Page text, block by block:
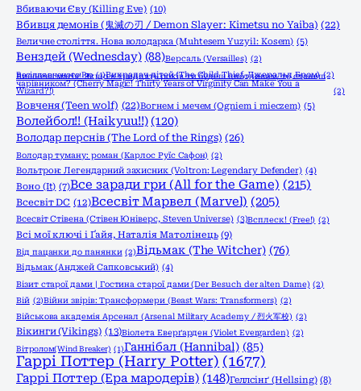
Вбиваючи Єву (Killing Eve) (10)
Вбивця демонів (鬼滅の刃 / Demon Slayer: Kimetsu no Yaiba) (22)
Величне століття. Нова володарка (Muhtesem Yuzyil: Kosem) (5)
Венздей (Wednesday) (88)Версаль (Versailles) (2)
Весілля вченого Рю (1)Викрадач дітей (The Child Thief, Джеральд Бром) (2)
Вишнева магія! Якщо в тридцять років ти будеш цнотливим, то станеш
чарівником? (Cherry Magic! Thirty Years of Virginity Can Make You a
Wizard?!)
(2)
Вовченя (Teen wolf) (22)Вогнем і мечем (Ogniem i mieczem) (5)
Волейбол!! (Haikyuu!!) (120)
Володар перснів (The Lord of the Rings) (26)
Володар туману: роман (Карлос Руїс Сафон) (2)
Вольтрон: Легендарний захисник (Voltron: Legendary Defender) (4)
Воно (It) (7)Все заради гри (All for the Game) (215)
Всесвіт DC (12)Всесвіт Марвел (Marvel) (205)
Всесвіт Стівена (Стівен Юніверс, Steven Universe) (3)Всплеск! (Free!) (2)
Всі мої ключі і Ґайя, Наталія Матолінець (9)
Від пацанки до панянки (2)Відьмак (The Witcher) (76)
Відьмак (Анджей Сапковський) (4)
Візит старої дами | Гостина старої дами (Der Besuch der alten Dame) (2)
Вій (2)Війни звірів: Трансформери (Beast Wars: Transformers) (2)
Військова академія Арсенал (Arsenal Military Academy / 烈火军校) (2)
Вікинги (Vikings) (13)Віолета Еверґарден (Violet Evergarden) (2)
Вітролом(Wind Breaker) (1)Ганнібал (Hannibal) (85)
Гаррі Поттер (Harry Potter) (1677)
Гаррі Поттер (Ера мародерів) (148)Геллсінґ (Hellsing) (8)